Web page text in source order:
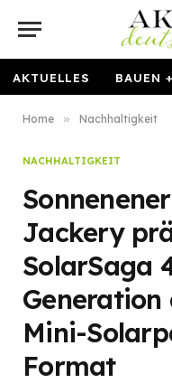
AKTUELLES BAUEN
Home » Nachhaltigkeit
NACHHALTIGKEIT
Jackery
SolarSaga
Mini-
Format